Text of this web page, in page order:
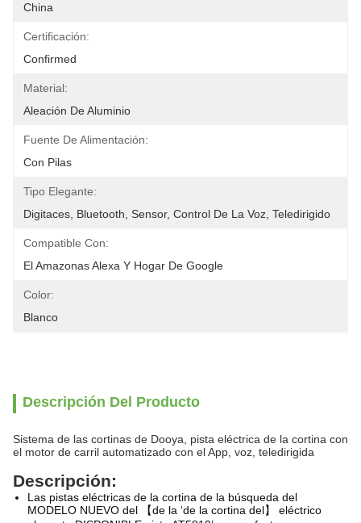
China
Certificación:
Confirmed
Material:
Aleación De Aluminio
Fuente De Alimentación:
Con Pilas
Tipo Elegante:
Digitaces, Bluetooth, Sensor, Control De La Voz, Teledirigido
Compatible Con:
El Amazonas Alexa Y Hogar De Google
Color:
Blanco
Descripción Del Producto
Sistema de las cortinas de Dooya, pista eléctrica de la cortina con
el motor de carril automatizado con el App, voz, teledirigida
Descripción:
Las pistas eléctricas de la cortina de la búsqueda del
MODELO NUEVO del 【de la ‘de la cortina del】 eléctrico